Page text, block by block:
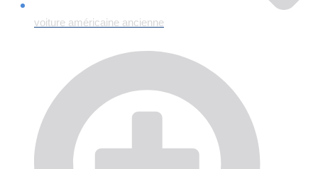
voiture américaine ancienne